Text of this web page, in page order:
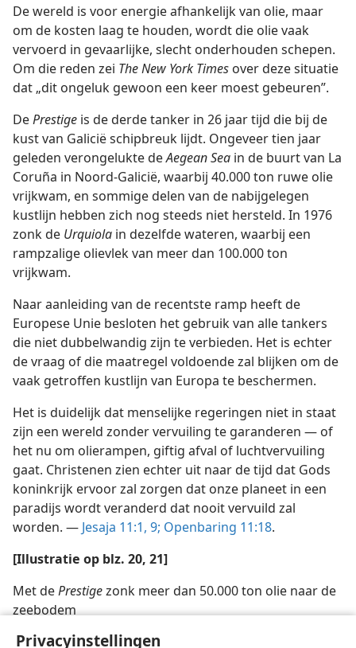
Privacyinstellingen
De wereld is voor energie afhankelijk van olie, maar
om de kosten laag te houden, wordt die olie vaak
vervoerd in gevaarlijke, slecht onderhouden schepen.
Om die reden zei The New York Times over deze situatie
dat „dit ongeluk gewoon een keer moest gebeuren”.
DePrestige is de derde tanker in 26 jaar tijd die bij de
kust van Galicië schipbreuk lijdt. Ongeveer tien jaar
geleden verongelukte deAegean Sea in de buurt van La
Coruña in Noord-Galicië, waarbij 40.000 ton ruwe olie
vrijkwam, en sommige delen van de nabijgelegen
kustlijn hebben zich nog steeds niet hersteld. In 1976
zonk de Urquiola in dezelfde wateren, waarbij een
rampzalige olievlek van meer dan 100.000 ton
vrijkwam.
Naar aanleiding van de recentste ramp heeft de
Europese Unie besloten het gebruik van alle tankers
die niet dubbelwandig zijn te verbieden. Het is echter
de vraag of die maatregel voldoende zal blijken om de
vaak getroffen kustlijn van Europa te beschermen.
Het is duidelijk dat menselijke regeringen niet in staat
zijn een wereld zonder vervuiling te garanderen — of
het nu om olierampen, giftig afval of luchtvervuiling
gaat. Christenen zien echter uit naar de tijd dat Gods
koninkrijk ervoor zal zorgen dat onze planeet in een
paradijs wordt veranderd dat nooit vervuild zal
worden. — Jesaja 11:1, 9; Openbaring 11:18.
[Illustratie op blz. 20, 21]
Met dePrestigezonk meer dan 50.000 ton olie naar de
zeebodem
[Verantwoording]